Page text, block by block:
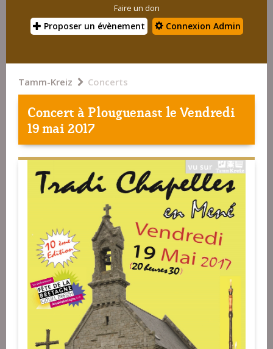
Faire un don
Proposer un évènement Connexion Admin
Tamm-Kreiz Concerts
Concert àPlouguenast le Vendredi
19 mai 2017